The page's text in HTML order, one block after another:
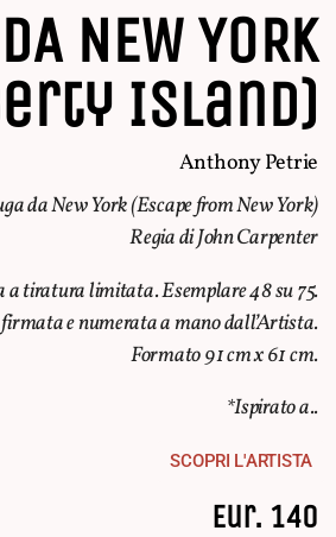
NEW YORK
Island)
Anthony Petrie
da New York (Escape from New York)
Regia di John Carpenter
a tiratura limitata. Esemplare 48 su 75.
e numerata a mano dall’Artista.
Formato 91 cm x 61 cm.
*Ispirato a..
SCOPRI L'ARTISTA
Eur. 140